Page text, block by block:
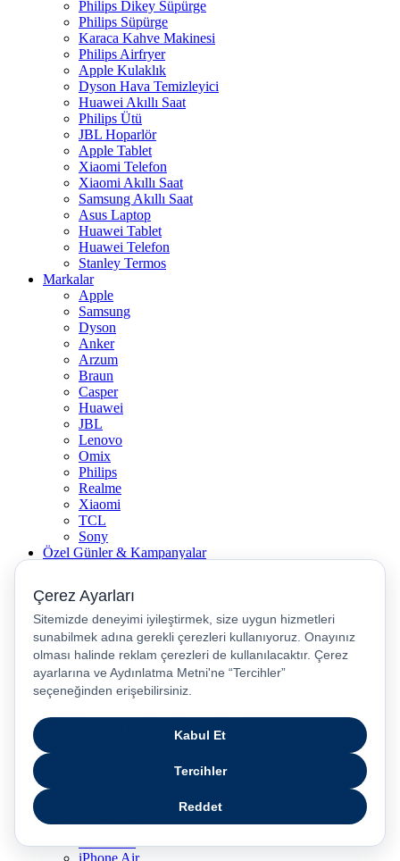
Philips Dikey Süpürge
Philips Süpürge
Karaca Kahve Makinesi
Philips Airfryer
Apple Kulaklık
Dyson Hava Temizleyici
Huawei Akıllı Saat
Philips Ütü
JBL Hoparlör
Apple Tablet
Xiaomi Telefon
Xiaomi Akıllı Saat
Samsung Akıllı Saat
Asus Laptop
Huawei Tablet
Huawei Telefon
Stanley Termos
Markalar
Apple
Samsung
Dyson
Anker
Arzum
Braun
Casper
Huawei
JBL
Lenovo
Omix
Philips
Realme
Xiaomi
TCL
Sony
Özel Günler & Kampanyalar
Fırsatlar Pasajı
Pasaj Günleri
Uykusu Kaçanlar Kulübü
Sevgililer Günü Hediyeleri
Vergisiz Telefonlar
Vergisiz Bilgisayarlar
Karne Hediyeleri
Resmi Tatil Günleri
iPhone 17